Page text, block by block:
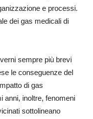
e processi.
dei gas medicali di
sempre più brevi
le conseguenze del
di gas
anni, inoltre, fenomeni
sottolineano